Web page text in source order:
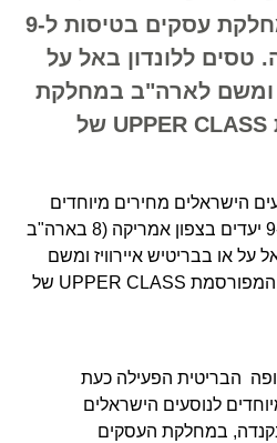
מחירים מיוחדים במחלקת עסקים בטיסות ל-9
טסים ללונדון באל על
ומשם לארה"ב במחלקת
העסקים המפורסמת UPPER CLASS של
הישראלים מחירים מיוחדים
במחלקת עסקים בטיסות ל-9 יעדים בצפון אמריקה (8 בארה"ב
על או בבריטיש איירוויז ומשם
לארה"ב במחלקת העסקים המפורסמת UPPER CLASS של
הבריטית הפעילה כעת
לנוסעים הישראלים
במחלקת העסקים